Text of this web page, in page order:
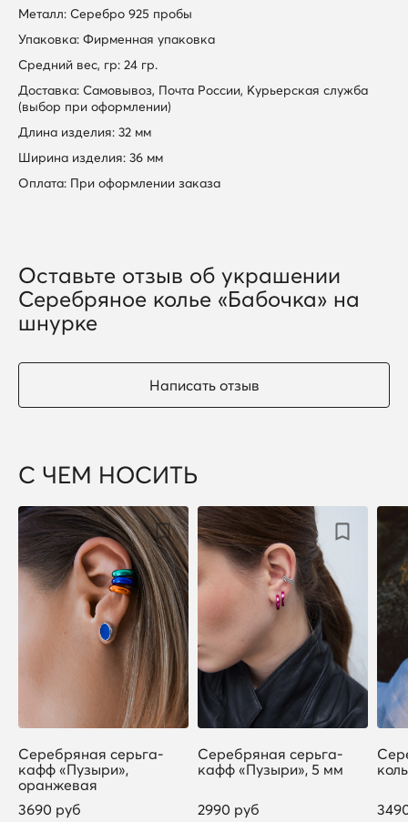
Металл: Серебро 925 пробы
Упаковка: Фирменная упаковка
Средний вес, гр: 24 гр.
Доставка: Самовывоз, Почта России, Курьерская служба
(выбор при оформлении)
Длина изделия: 32 мм
Ширина изделия: 36 мм
Оплата: При оформлении заказа
Оставьте отзыв об украшении
Серебряное колье «Бабочка» на
шнурке
Написать отзыв
С ЧЕМ НОСИТЬ
Серебряная серьга-
кафф «Пузыри»,
оранжевая
3690 руб
Серебряная серьга-
кафф «Пузыри», 5 мм
2990 руб